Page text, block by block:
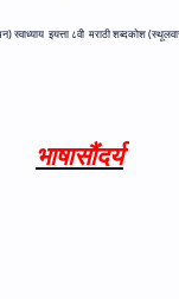
स्वाध्याय इयत्ता ८वी मराठी शब्दकोश
भाषासौंदर्य